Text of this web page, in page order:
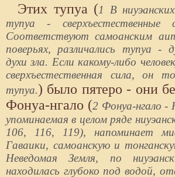
Этих тупуа (1 В
тупуа - сверхъестественные
Соответствуют самоанским
поверьях, различались тупуа -
духи зла. Если какому-либо
сверхъестественная сила, он
тупуа.) было пятеро - они
Фонуа-нгало (2 Фонуа-нгало -
упоминаемая в целом ряде
106, 116, 119), напоминает
Гаваики, самоанскую и
Неведомая Земля, по
находилась глубоко под водой,